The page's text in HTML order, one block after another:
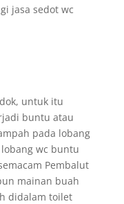
jasa sedot wc
untuk itu
buntu atau
pada lobang
wc buntu
Pembalut
mainan buah
didalam toilet